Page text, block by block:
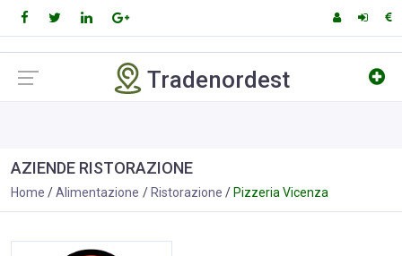
Tradenordest
AZIENDE RISTORAZIONE
Home Alimentazione Ristorazione Pizzeria Vicenza